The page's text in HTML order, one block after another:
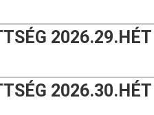
2026.29.HÉT
2026.30.HÉT